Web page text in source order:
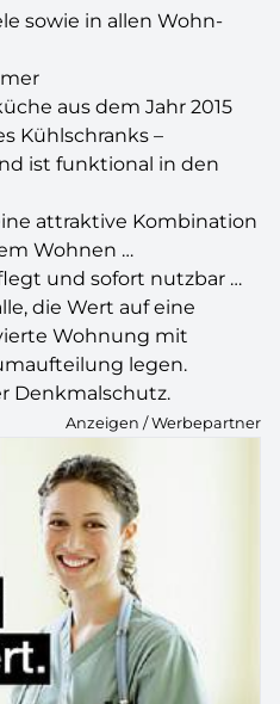
sowie in allen Wohn-
aus dem Jahr 2015
Kühlschranks –
ist funktional in den
attraktive Kombination
Wohnen …
und sofort nutzbar …
die Wert auf eine
Wohnung mit
legen.
Denkmalschutz.
Anzeigen / Werbepartner